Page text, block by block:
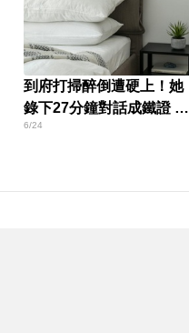
到府打掃醉倒遭硬上！她
錄下27分鐘對話成鐵證 屏
東男慘了
6/24